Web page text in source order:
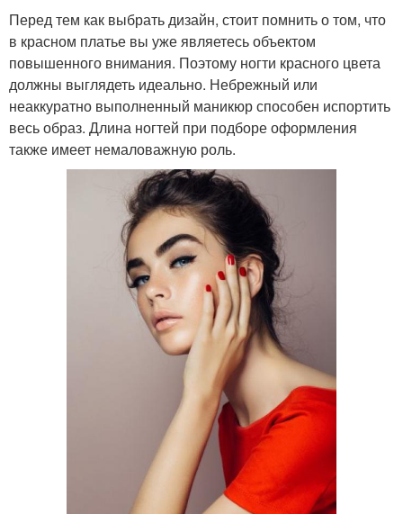
Перед тем как выбрать дизайн, стоит помнить о том, что
в красном платье вы уже являетесь объектом
повышенного внимания. Поэтому ногти красного цвета
должны выглядеть идеально. Небрежный или
неаккуратно выполненный маникюр способен испортить
весь образ. Длина ногтей при подборе оформления
также имеет немаловажную роль.